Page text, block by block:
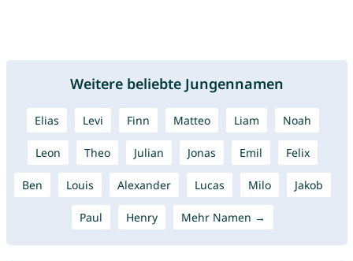
Weitere beliebte Jungennamen
Elias Levi Finn Matteo Liam Noah
Leon Theo Julian Jonas Emil Felix
Ben Louis Alexander Lucas Milo Jakob
Paul Henry Mehr Namen →